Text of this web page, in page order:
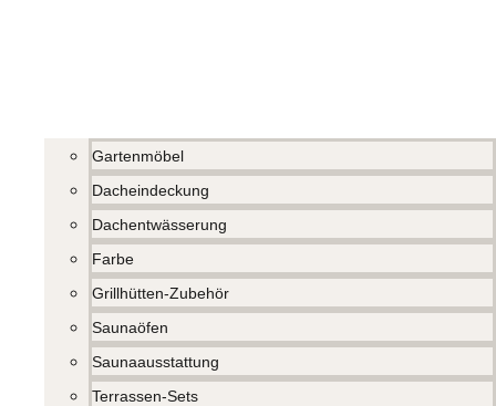
Gartenmöbel
Dacheindeckung
Dachentwässerung
Farbe
Grillhütten-Zubehör
Saunaöfen
Saunaausstattung
Terrassen-Sets